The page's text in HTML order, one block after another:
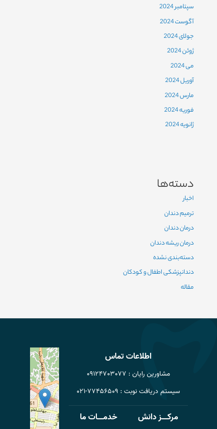
سپتامبر 2024
آگوست 2024
جولای 2024
ژوئن 2024
می 2024
آوریل 2024
مارس 2024
فوریه 2024
ژانویه 2024
دسته‌ها
اخبار
ترمیم دندان
درمان دندان
درمان ریشه دندان
دسته‌بندی نشده
دندانپزشکی اطفال و کودکان
مقاله
خدمـــات ما مرکـــز دانش
اطلاعات تماس
مشاورین رایان : 09124703077
سیستم دریافت نوبت : 77456509-021